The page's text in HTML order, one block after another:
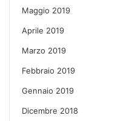
Maggio 2019
Aprile 2019
Marzo 2019
Febbraio 2019
Gennaio 2019
Dicembre 2018